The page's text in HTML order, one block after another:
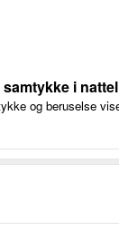
i
og beruselse